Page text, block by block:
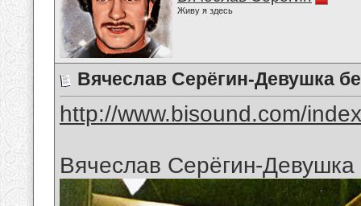
Живу я здесь
Вячеслав Серёгин-Девушка
http://www.bisound.com/
Вячеслав Серёгин-Девушка